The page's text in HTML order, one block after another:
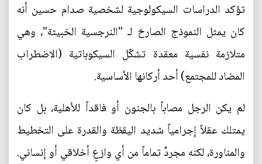
تؤكد الدراسات السيكولوجية لشخصية صدام حسين أنه
كان يمثل النموذج الصارخ لـ "النرجسية الخبيثة"، وهي
متلازمة نفسية معقدة تشكّل السيكوباتية (الاضطراب
المضاد للمجتمع) أحد أركانها الأساسية.
لم يكن الرجل مصاباً بالجنون أو فاقداً للأهلية، بل كان
يمتلك عقلاً إجرامياً شديد اليقظة والقدرة على التخطيط
والمناورة، لكنه مجردٌ تماماً من أي وازعٍ أخلاقي أو إنساني.